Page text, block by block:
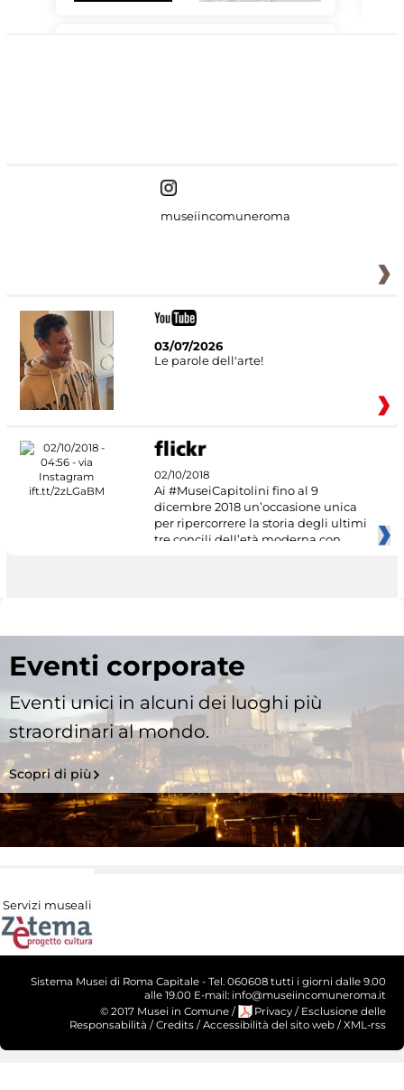
museiincomuneroma
03/07/2026
Le parole dell'arte!
02/10/2018
Ai #MuseiCapitolini fino al 9
dicembre 2018 un’occasione unica
per ripercorrere la storia degli ultimi
tre concili dell’età moderna con
Eventi corporate
Eventi unici in alcuni dei luoghi più
straordinari al mondo.
Scopri di più
Servizi museali
Sistema Musei di Roma Capitale - Tel. 060608 tutti i giorni dalle 9.00
alle 19.00 E-mail: info@museiincomuneroma.it
© 2017 Musei in Comune / Privacy / Esclusione delle
Responsabilità /Credits /Accessibilità del sito web /XML-rss